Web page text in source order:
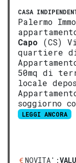
CASA
Palermo
Capo (CS)
quartiere
50mq di
locale
soggiorno
LEGGI ANCORA
NOVITA':